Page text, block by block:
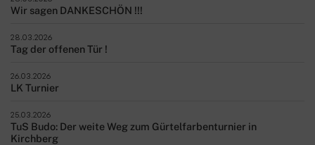
Wir sagen DANKESCHÖN !!!
28.03.2026
Tag der offenen Tür !
26.03.2026
LK Turnier
25.03.2026
TuS Budo: Der weite Weg zum Gürtelfarbenturnier in
Kirchberg